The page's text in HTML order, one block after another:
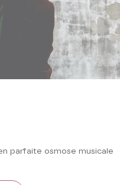
parfaite osmose musicale